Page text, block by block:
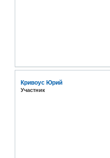
Кривоус Юрий
Участник